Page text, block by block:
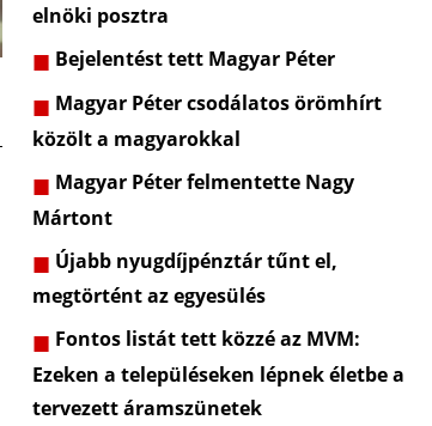
elnöki posztra
Bejelentést tett Magyar Péter
Magyar Péter csodálatos örömhírt
közölt a magyarokkal
Magyar Péter felmentette Nagy
Mártont
Újabb nyugdíjpénztár tűnt el,
megtörtént az egyesülés
Fontos listát tett közzé az MVM:
Ezeken a településeken lépnek életbe a
tervezett áramszünetek